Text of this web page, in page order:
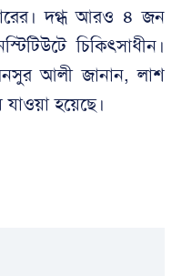
দগ্ধ আরও ৪ জন
চিকিৎসাধীন।
আলী জানান, লাশ
যাওয়া হয়েছে।